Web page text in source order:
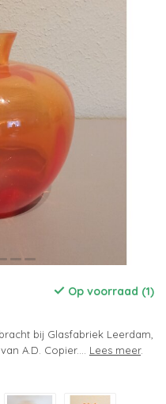
Op voorraad (1)
bij Glasfabriek Leerdam,
A.D. Copier.... Lees meer.